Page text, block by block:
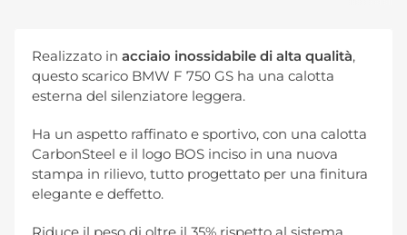
Realizzato in acciaio inossidabile di alta qualità,
questo scarico BMW F 750 GS ha una calotta
esterna del silenziatore leggera.
Ha un aspetto raffinato e sportivo, con una calotta
CarbonSteel e il logo BOS inciso in una nuova
stampa in rilievo, tutto progettato per una finitura
elegante e deffetto.